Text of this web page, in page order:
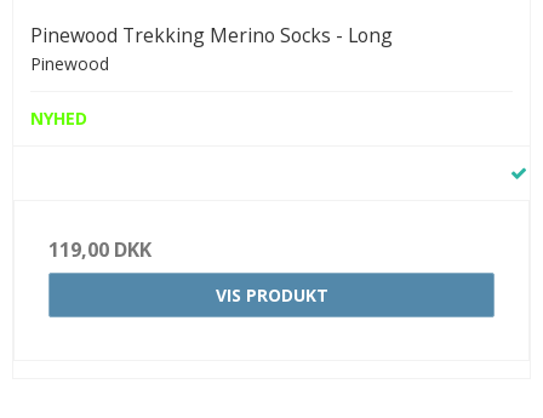
Pinewood Trekking Merino Socks - Long
Pinewood
NYHED
119,00 DKK
VIS PRODUKT